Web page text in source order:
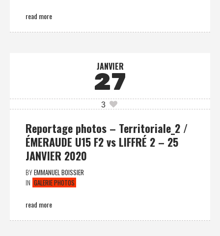
read more
JANVIER
27
3
Reportage photos – Territoriale_2 /
ÉMERAUDE U15 F2 vs LIFFRÉ 2 – 25
JANVIER 2020
BYEMMANUEL BOISSIER
IN GALERIE PHOTOS
read more